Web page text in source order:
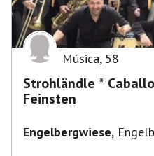
Música, 58
Strohländle *
Feinsten
Engelbergwiese,